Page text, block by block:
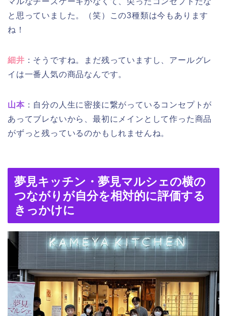
と思っていました。（笑）この3種類は今もあります
ね！
細井 ：そうですね。まだ残っていますし、アールグレ
イは一番人気の商品なんです。
山本：自分の人生に密接に繋がっているコンセプトが
あってブレないから、最初にメインとして作った商品
がずっと残っているのかもしれませんね。
夢見キッチン・夢見マルシェの横の
つながりが自分を相対的に評価する
きっかけに